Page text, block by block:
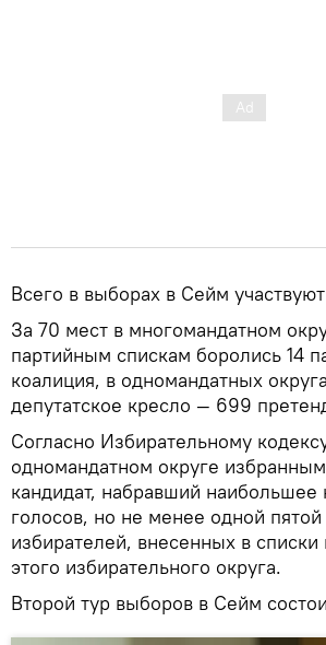
Всего в выборах в Сейм
За 70 мест в многомандатном
партийным спискам боролись 14
коалиция, в одномандатных
депутатское кресло — 699
Согласно Избирательному
одномандатном округе избранным
кандидат, набравший наибольшее
голосов, но не менее одной пятой
избирателей, внесенных в списки
этого избирательного округа.
Второй тур выборов в Сейм